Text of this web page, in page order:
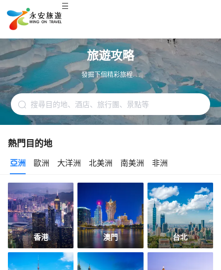
旅遊攻略
發掘下個精彩旅程. . .
熱門目的地
亞洲 歐洲 大洋洲 北美洲 南美洲 非洲
香港 澳門 台北